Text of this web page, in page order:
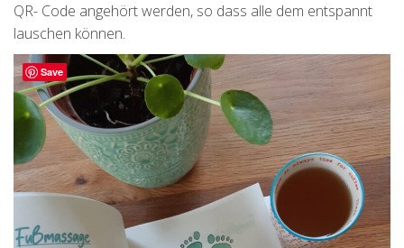
QR- Code angehört werden, so dass alle dem entspannt
lauschen können.
Save